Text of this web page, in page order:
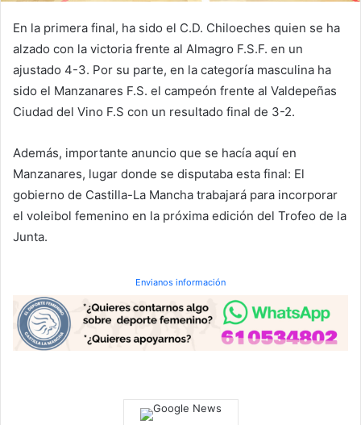
En la primera final, ha sido el C.D. Chiloeches quien se ha
alzado con la victoria frente al Almagro F.S.F. en un
ajustado 4-3. Por su parte, en la categoría masculina ha
sido el Manzanares F.S. el campeón frente al Valdepeñas
Ciudad del Vino F.S con un resultado final de 3-2.
Además, importante anuncio que se hacía aquí en
Manzanares, lugar donde se disputaba esta final: El
gobierno de Castilla-La Mancha trabajará para incorporar
el voleibol femenino en la próxima edición del Trofeo de la
Junta.
Envianos información